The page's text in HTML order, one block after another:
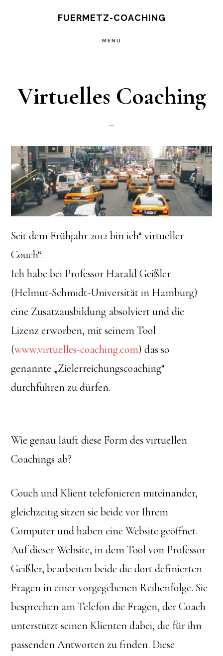
FUERMETZ-COACHING
MENU
Virtuelles Coaching
Seit dem Frühjahr 2012 bin ich“ virtueller
Couch“.
Ich habe bei Professor Harald Geißler
(Helmut-Schmidt-Universität in Hamburg)
eine Zusatzausbildung absolviert und die
Lizenz erworben, mit seinem Tool
(www.virtuelles-coaching.com) das so
genannte „Zielerreichungscoaching“
durchführen zu dürfen.
Wie genau läuft diese Form des virtuellen
Coachings ab?
Couch und Klient telefonieren miteinander,
gleichzeitig sitzen sie beide vor Ihrem
Computer und haben eine Website geöffnet.
Auf dieser Website, in dem Tool von Professor
Geißler, bearbeiten beide die dort definierten
Fragen in einer vorgegebenen Reihenfolge. Sie
besprechen am Telefon die Fragen, der Coach
unterstützt seinen Klienten dabei, die für ihn
passenden Antworten zu finden. Diese